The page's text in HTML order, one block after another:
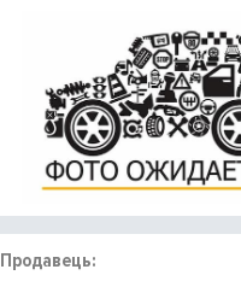
Продавець: